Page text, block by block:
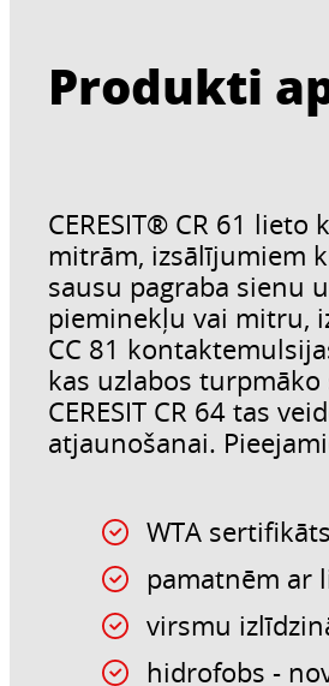
Produkti
CERESIT® CR 61
mitrām, izsālījumiem
sausu pagraba sienu
pieminekļu vai mitru,
CC 81
kas uzlabos turpmāko
CERESIT CR 64 tas
atjaunošanai.
WTA sertifikāts
pamatnēm ar
virsmu
hidrofobs -